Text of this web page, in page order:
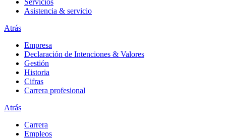
Servicios
Asistencia & servicio
Atrás
Empresa
Declaración de Intenciones & Valores
Gestión
Historia
Cifras
Carrera profesional
Atrás
Carrera
Empleos